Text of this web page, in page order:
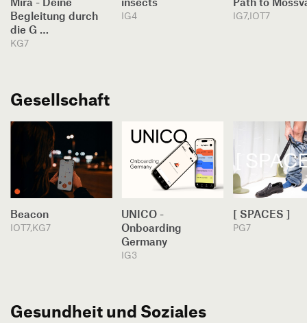
Begleitung durch
die G …
KG7
IG4 IG7,IOT7
Gesellschaft
Beacon
IOT7,KG7
UNICO -
Onboarding
Germany
IG3
[ SPACES ]
PG7
Gesundheit und Soziales